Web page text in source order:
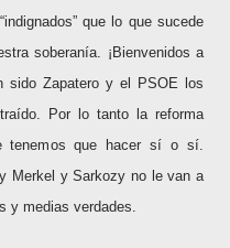
que lo que sucede
soberanía. ¡Bienvenidos a
sido Zapatero y el PSOE los
Por lo tanto la reforma
tenemos que hacer sí o sí.
Merkel y Sarkozy no le van a
y medias verdades.